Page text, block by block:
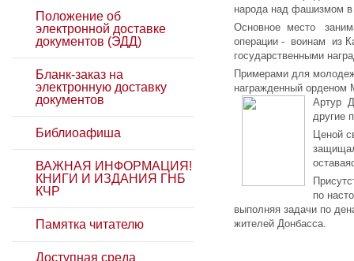
Положение об
электронной доставке
документов (ЭДД)
Бланк-заказ на
электронную доставку
документов
Библиоафиша
ВАЖНАЯ ИНФОРМАЦИЯ!
КНИГИ И ИЗДАНИЯ ГНБ
КЧР
Памятка читателю
Доступная среда
народа над фашизмом в
Основное место
операции - воинам из
государственными
Примерами для
награжденный
Артур
другие
Ценой
по
выполняя задачи по
жителей Донбасса.